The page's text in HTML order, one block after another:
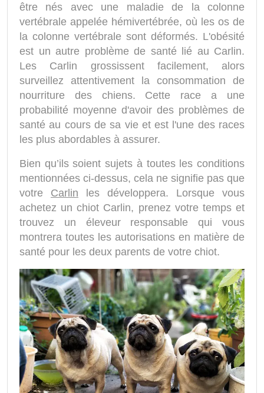
être nés avec une maladie de la colonne
vertébrale appelée hémivertébrée, où les os de
la colonne vertébrale sont déformés. L'obésité
est un autre problème de santé lié au Carlin.
Les Carlin grossissent facilement, alors
surveillez attentivement la consommation de
nourriture des chiens. Cette race a une
probabilité moyenne d'avoir des problèmes de
santé au cours de sa vie et est l'une des races
les plus abordables à assurer.
Bien qu’ils soient sujets à toutes les conditions
mentionnées ci-dessus, cela ne signifie pas que
votre Carlin les développera. Lorsque vous
achetez un chiot Carlin, prenez votre temps et
trouvez un éleveur responsable qui vous
montrera toutes les autorisations en matière de
santé pour les deux parents de votre chiot.